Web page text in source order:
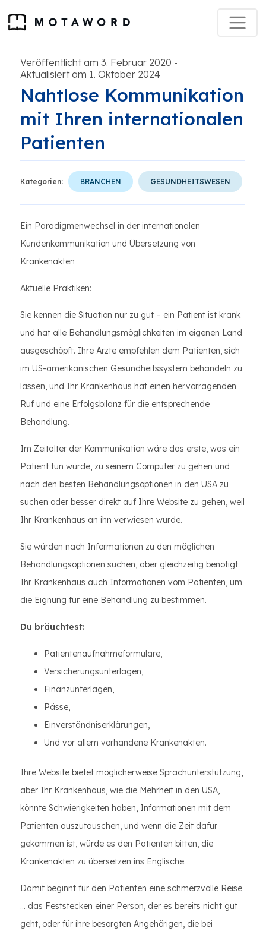
Veröffentlicht am 3. Februar 2020 -
Aktualisiert am 1. Oktober 2024
Nahtlose Kommunikation
mit Ihren internationalen
Patienten
Kategorien: BRANCHEN GESUNDHEITSWESEN
Ein Paradigmenwechsel in der internationalen
Kundenkommunikation und Übersetzung von
Krankenakten
Aktuelle Praktiken:
Sie kennen die Situation nur zu gut – ein Patient ist krank
und hat alle Behandlungsmöglichkeiten im eigenen Land
ausgeschöpft. Ihre Ärzte empfehlen dem Patienten, sich
im US-amerikanischen Gesundheitssystem behandeln zu
lassen, und Ihr Krankenhaus hat einen hervorragenden
Ruf und eine Erfolgsbilanz für die entsprechende
Behandlung.
Im Zeitalter der Kommunikation wäre das erste, was ein
Patient tun würde, zu seinem Computer zu gehen und
nach den besten Behandlungsoptionen in den USA zu
suchen oder besser direkt auf Ihre Website zu gehen, weil
Ihr Krankenhaus an ihn verwiesen wurde.
Sie würden nach Informationen zu den möglichen
Behandlungsoptionen suchen, aber gleichzeitig benötigt
Ihr Krankenhaus auch Informationen vom Patienten, um
die Eignung für eine Behandlung zu bestimmen.
Du bräuchtest:
Patientenaufnahmeformulare,
Versicherungsunterlagen,
Finanzunterlagen,
Pässe,
Einverständniserklärungen,
Und vor allem vorhandene Krankenakten.
Ihre Website bietet möglicherweise Sprachunterstützung,
aber Ihr Krankenhaus, wie die Mehrheit in den USA,
könnte Schwierigkeiten haben, Informationen mit dem
Patienten auszutauschen, und wenn die Zeit dafür
gekommen ist, würde es den Patienten bitten, die
Krankenakten zu übersetzen ins Englische.
Damit beginnt für den Patienten eine schmerzvolle Reise
… das Feststecken einer Person, der es bereits nicht gut
geht, oder für ihre besorgten Angehörigen, die bei